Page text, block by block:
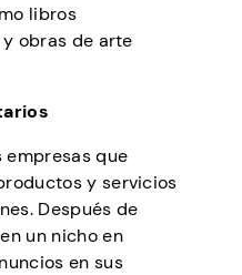
libros
obras de arte
empresas que
y servicios
Después de
un nicho en
en sus